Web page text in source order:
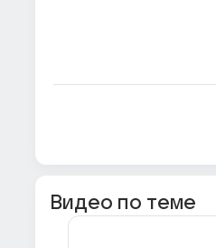
Видео по теме